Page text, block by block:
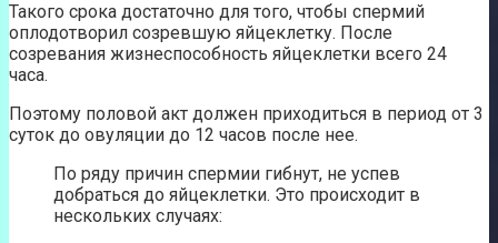
Такого срока достаточно для того, чтобы спермий
оплодотворил созревшую яйцеклетку. После
созревания жизнеспособность яйцеклетки всего 24
часа.
Поэтому половой акт должен приходиться в период от 3
суток до овуляции до 12 часов после нее.
По ряду причин спермии гибнут, не успев
добраться до яйцеклетки. Это происходит в
нескольких случаях: